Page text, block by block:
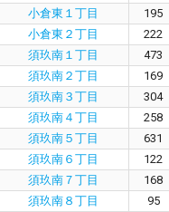
小倉東１丁目
195
小倉東２丁目
222
須玖南１丁目
473
須玖南２丁目
169
須玖南３丁目
304
須玖南４丁目
258
須玖南５丁目
631
須玖南６丁目
122
須玖南７丁目
168
須玖南８丁目
95